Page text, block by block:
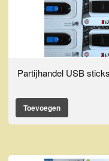
Partijhandel USB
Toevoegen